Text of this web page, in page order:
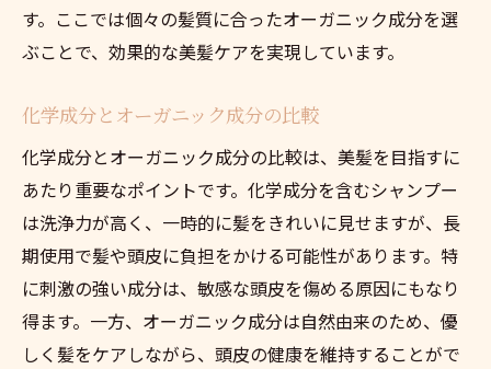
す。ここでは個々の髪質に合ったオーガニック成分を選
ぶことで、効果的な美髪ケアを実現しています。
化学成分とオーガニック成分の比較
化学成分とオーガニック成分の比較は、美髪を目指すに
あたり重要なポイントです。化学成分を含むシャンプー
は洗浄力が高く、一時的に髪をきれいに見せますが、長
期使用で髪や頭皮に負担をかける可能性があります。特
に刺激の強い成分は、敏感な頭皮を傷める原因にもなり
得ます。一方、オーガニック成分は自然由来のため、優
しく髪をケアしながら、頭皮の健康を維持することがで